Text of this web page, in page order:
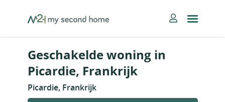
MySecondHome
Geschakelde woning in
Picardie, Frankrijk
Picardie, Frankrijk